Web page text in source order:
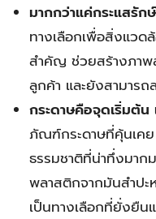
มากกว่าแค่กระแสรัก
ทางเลือกเพื่อสิ่งแว
สำคัญ ช่วยสร้างภา
ลูกค้า และยังสามารถ
กระดาษคือจุดเริ่มต้น
ภัณฑ์กระดาษที่คุ้นเค
ธรรมชาติที่น่าทึ่งมาก
พลาสติกจากมันสำปะ
เป็นทางเลือกที่ยั่งยืน